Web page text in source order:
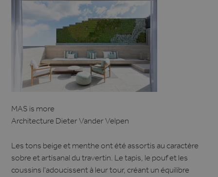
MAS is more
Architecture Dieter Vander Velpen
Les tons beige et menthe ont été assortis au caractère
sobre et artisanal du travertin. Le tapis, le pouf et les
coussins l'adoucissent à leur tour, créant un équilibre